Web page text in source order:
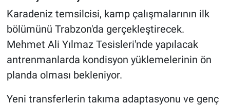
Karadeniz temsilcisi, kamp çalışmalarının ilk
bölümünü Trabzon'da gerçekleştirecek.
Mehmet Ali Yılmaz Tesisleri'nde yapılacak
antrenmanlarda kondisyon yüklemelerinin ön
planda olması bekleniyor.
Yeni transferlerin takıma adaptasyonu ve genç